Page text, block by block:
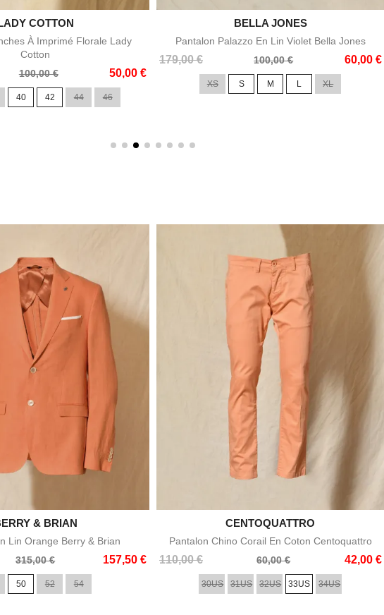
Aperçu rapide
COTTON
À Imprimé Florale Lady
Cotton
100,00 € 50,00 €
40 42 44 46
Aperçu rapide
BELLA JONES
Pantalon Palazzo En Lin Violet Bella Jones
179,00 €
Prix
100,00 € 60,00 €
Prix
XS S M L XL
Aperçu rapide
& BRIAN
Lin Orange Berry & Brian
315,00 € 157,50 €
50 52 54
Aperçu rapide
CENTOQUATTRO
Pantalon Chino Corail En Coton Centoquattro
110,00 €
Prix
60,00 € 42,00 €
Prix
30US 31US 32US 33US 34US